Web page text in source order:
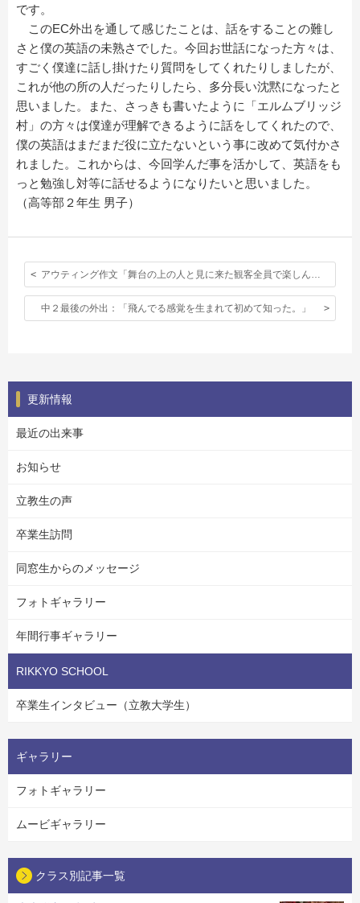
です。
このEC外出を通して感じたことは、話をすることの難し
さと僕の英語の未熟さでした。今回お世話になった方々は、
すごく僕達に話し掛けたり質問をしてくれたりしましたが、
これが他の所の人だったりしたら、多分長い沈黙になったと
思いました。また、さっきも書いたように「エルムブリッジ
村」の方々は僕達が理解できるように話をしてくれたので、
僕の英語はまだまだ役に立たないという事に改めて気付かさ
れました。これからは、今回学んだ事を活かして、英語をも
っと勉強し対等に話せるようになりたいと思いました。
（高等部２年生 男子）
中２最後の外出：「飛んでる感覚を生まれて初めて知った。」
更新情報
最近の出来事
お知らせ
立教生の声
卒業生訪問
同窓生からのメッセージ
フォトギャラリー
年間行事ギャラリー
RIKKYO SCHOOL
卒業生インタビュー（立教大学生）
ギャラリー
フォトギャラリー
ムービギャラリー
クラス別記事一覧